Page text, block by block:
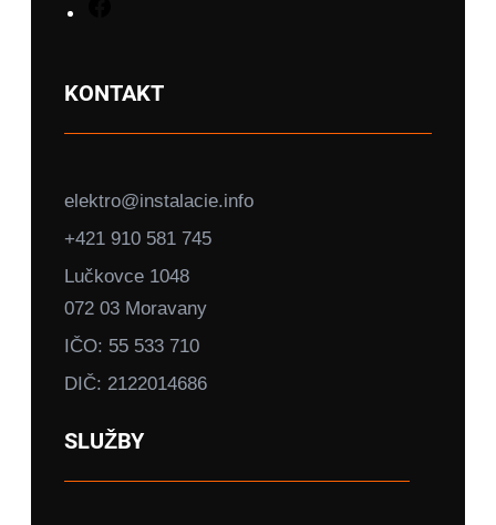
e
b
o
k
KONTAKT
elektro@instalacie.info
+421 910 581 745
Lučkovce 1048
072 03 Moravany
IČO: 55 533 710
DIČ: 2122014686
SLUŽBY